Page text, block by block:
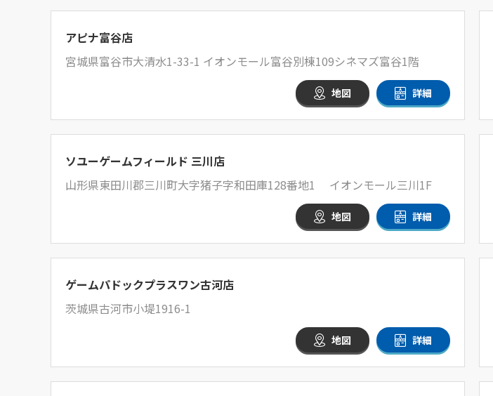
アピナ富谷店
宮城県富谷市大清水1-33-1 イオンモール富谷別棟109シネマズ富谷1階
地図 詳細
ソユーゲームフィールド 三川店
山形県東田川郡三川町大字猪子字和田庫128番地1 イオンモール三川1F
地図 詳細
ゲームパドックプラスワン古河店
茨城県古河市小堤1916-1
地図 詳細